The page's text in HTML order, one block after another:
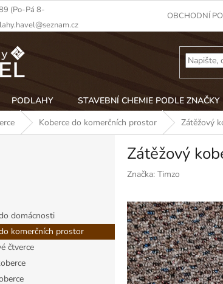
(Po-Pá 8-
OBCHODNÍ
PODLAHY STAVEBNÍ CHEMIE PODLE ZNAČKY
Koberce do komerčních prostor Zátěžový
domácnosti
komerčních prostor
čtverce
Zátěžový
Značka: Timzo